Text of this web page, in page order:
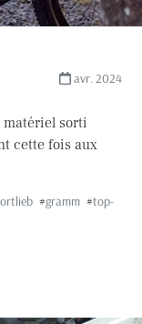
avr. 2024
sorti
cette fois aux
ortlieb #gramm #top-